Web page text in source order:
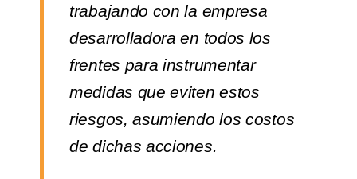
trabajando con la empresa
desarrolladora en todos los
frentes para instrumentar
medidas que eviten estos
riesgos, asumiendo los costos
de dichas acciones.